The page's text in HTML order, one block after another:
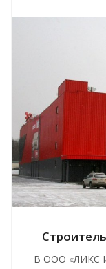
В ООО «ЛИКС